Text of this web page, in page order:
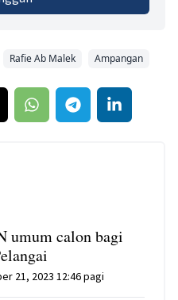
Rafie Ab Malek Ampangan
umum calon bagi
21, 2023 12:46 pagi